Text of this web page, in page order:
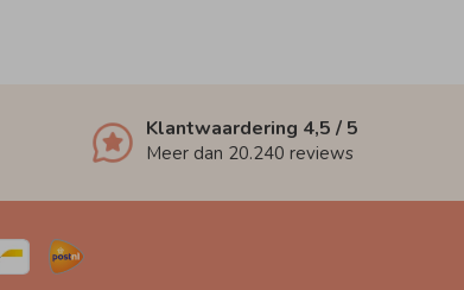
Klantwaardering 4,5 / 5
Meer dan 20.240 reviews